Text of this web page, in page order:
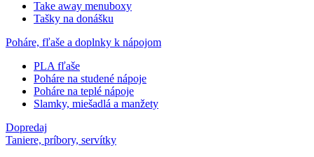
Take away menuboxy
Tašky na donášku
Poháre, fľaše a doplnky k nápojom
PLA fľaše
Poháre na studené nápoje
Poháre na teplé nápoje
Slamky, miešadlá a manžety
Dopredaj
Taniere, príbory, servítky